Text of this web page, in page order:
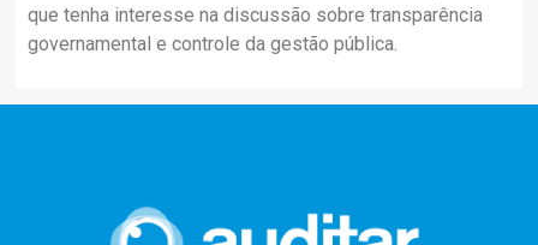
que tenha interesse na discussão sobre transparência
governamental e controle da gestão pública.